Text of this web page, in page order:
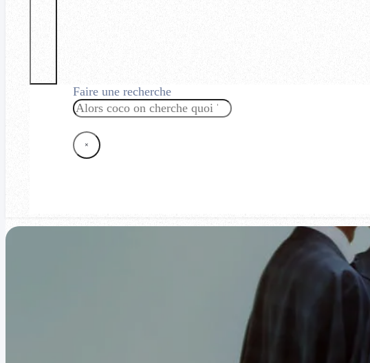
Faire une recherche
Rechercher
×